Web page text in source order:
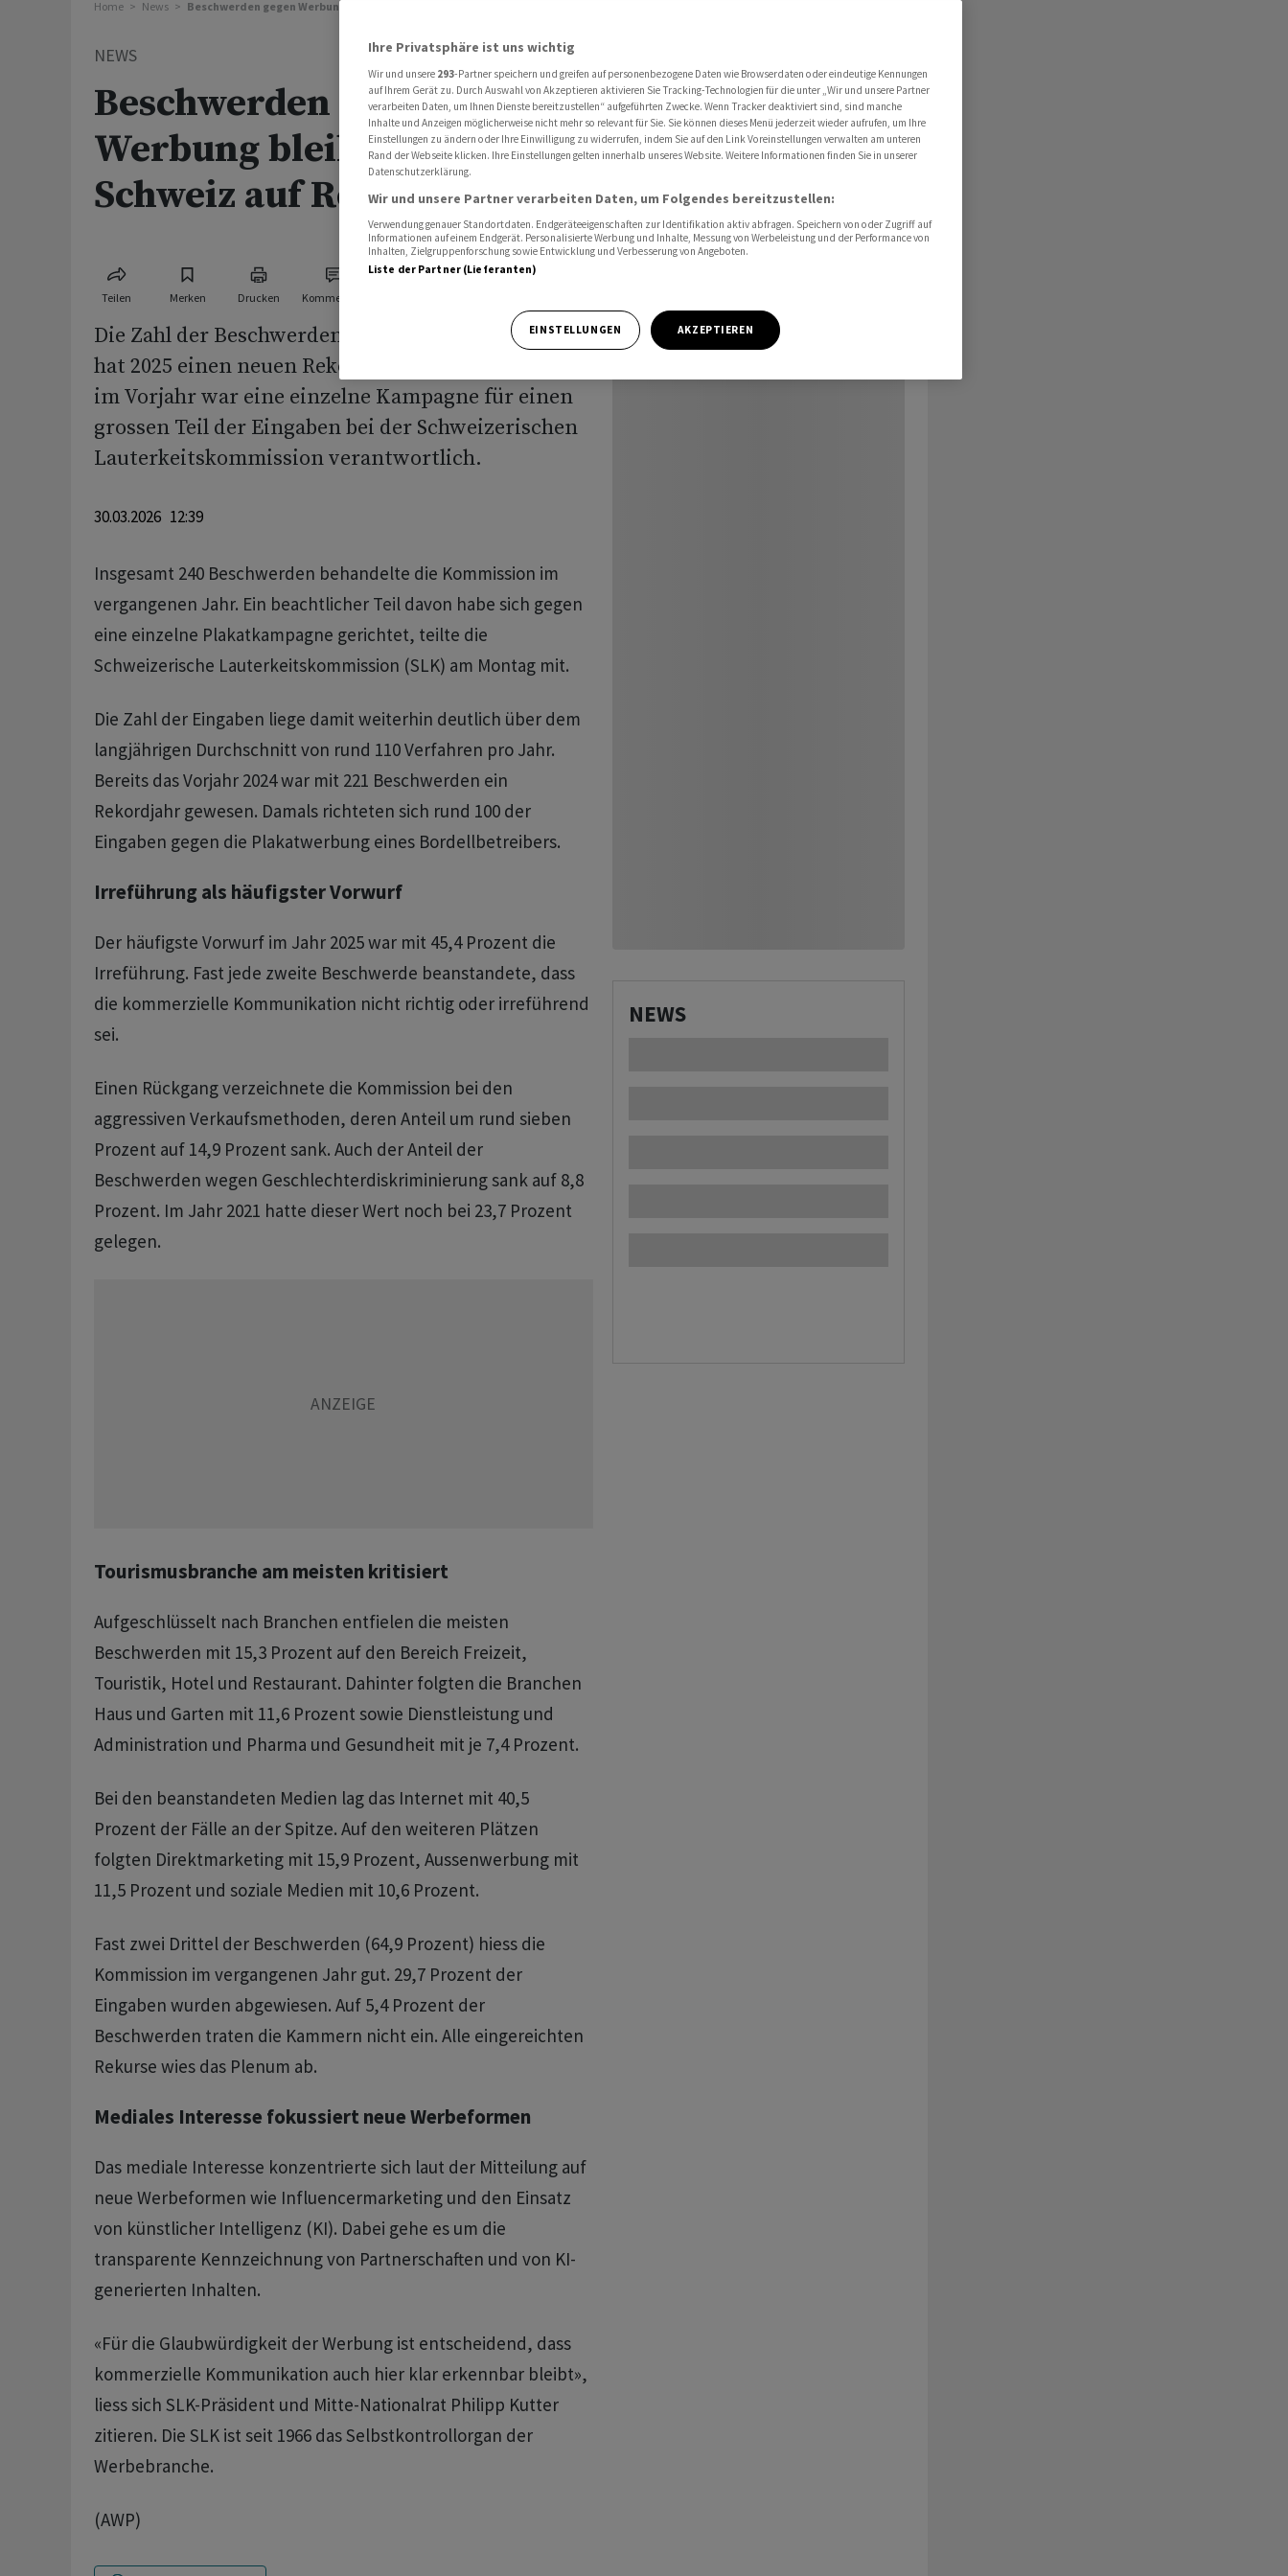
Home News Beschwerden gegen Werbung bleiben in der Schweiz auf Rekordniveau
NEWS
Beschwerden gegen
Werbung bleiben in der
Schweiz auf Rekordniveau
Teilen Merken Drucken Kommentare
Die Zahl der Beschwerden über unlautere Werbung
hat 2025 einen neuen Rekord erreicht. Wie schon
im Vorjahr war eine einzelne Kampagne für einen
grossen Teil der Eingaben bei der Schweizerischen
Lauterkeitskommission verantwortlich.
30.03.2026 12:39
Insgesamt 240 Beschwerden behandelte die Kommission im
vergangenen Jahr. Ein beachtlicher Teil davon habe sich gegen
eine einzelne Plakatkampagne gerichtet, teilte die
Schweizerische Lauterkeitskommission (SLK) am Montag mit.
Die Zahl der Eingaben liege damit weiterhin deutlich über dem
langjährigen Durchschnitt von rund 110 Verfahren pro Jahr.
Bereits das Vorjahr 2024 war mit 221 Beschwerden ein
Rekordjahr gewesen. Damals richteten sich rund 100 der
Eingaben gegen die Plakatwerbung eines Bordellbetreibers.
Irreführung als häufigster Vorwurf
Der häufigste Vorwurf im Jahr 2025 war mit 45,4 Prozent die
Irreführung. Fast jede zweite Beschwerde beanstandete, dass
die kommerzielle Kommunikation nicht richtig oder irreführend
sei.
Einen Rückgang verzeichnete die Kommission bei den
aggressiven Verkaufsmethoden, deren Anteil um rund sieben
Prozent auf 14,9 Prozent sank. Auch der Anteil der
Beschwerden wegen Geschlechterdiskriminierung sank auf 8,8
Prozent. Im Jahr 2021 hatte dieser Wert noch bei 23,7 Prozent
gelegen.
Tourismusbranche am meisten kritisiert
Aufgeschlüsselt nach Branchen entfielen die meisten
Beschwerden mit 15,3 Prozent auf den Bereich Freizeit,
Touristik, Hotel und Restaurant. Dahinter folgten die Branchen
Haus und Garten mit 11,6 Prozent sowie Dienstleistung und
Administration und Pharma und Gesundheit mit je 7,4 Prozent.
Bei den beanstandeten Medien lag das Internet mit 40,5
Prozent der Fälle an der Spitze. Auf den weiteren Plätzen
folgten Direktmarketing mit 15,9 Prozent, Aussenwerbung mit
11,5 Prozent und soziale Medien mit 10,6 Prozent.
Fast zwei Drittel der Beschwerden (64,9 Prozent) hiess die
Kommission im vergangenen Jahr gut. 29,7 Prozent der
Eingaben wurden abgewiesen. Auf 5,4 Prozent der
Beschwerden traten die Kammern nicht ein. Alle eingereichten
Rekurse wies das Plenum ab.
Mediales Interesse fokussiert neue Werbeformen
Das mediale Interesse konzentrierte sich laut der Mitteilung auf
neue Werbeformen wie Influencermarketing und den Einsatz
von künstlicher Intelligenz (KI). Dabei gehe es um die
transparente Kennzeichnung von Partnerschaften und von KI-
generierten Inhalten.
«Für die Glaubwürdigkeit der Werbung ist entscheidend, dass
kommerzielle Kommunikation auch hier klar erkennbar bleibt»,
liess sich SLK-Präsident und Mitte-Nationalrat Philipp Kutter
zitieren. Die SLK ist seit 1966 das Selbstkontrollorgan der
Werbebranche.
(AWP)
NEWS
Ihre Privatsphäre ist uns wichtig
Wir und unsere 293-Partner speichern und greifen auf personenbezogene Daten wie Browserdaten oder eindeutige Kennungen
auf Ihrem Gerät zu. Durch Auswahl von Akzeptieren aktivieren Sie Tracking-Technologien für die unter „Wir und unsere Partner
verarbeiten Daten, um Ihnen Dienste bereitzustellen“ aufgeführten Zwecke. Wenn Tracker deaktiviert sind, sind manche
Inhalte und Anzeigen möglicherweise nicht mehr so relevant für Sie. Sie können dieses Menü jederzeit wieder aufrufen, um Ihre
Einstellungen zu ändern oder Ihre Einwilligung zu widerrufen, indem Sie auf den Link Voreinstellungen verwalten am unteren
Rand der Webseite klicken. Ihre Einstellungen gelten innerhalb unseres Website. Weitere Informationen finden Sie in unserer
Datenschutzerklärung.
Wir und unsere Partner verarbeiten Daten, um Folgendes bereitzustellen:
Verwendung genauer Standortdaten. Endgeräteeigenschaften zur Identifikation aktiv abfragen. Speichern von oder Zugriff auf
Informationen auf einem Endgerät. Personalisierte Werbung und Inhalte, Messung von Werbeleistung und der Performance von
Inhalten, Zielgruppenforschung sowie Entwicklung und Verbesserung von Angeboten.
Liste der Partner (Lieferanten)
EINSTELLUNGEN AKZEPTIEREN